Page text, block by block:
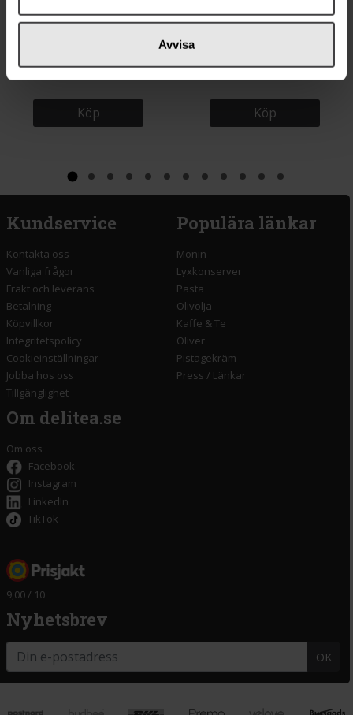
Avvisa
129 kr
Luxardo Maraschino Cherries
400g
Köp
37 kr
Three Mountains Sriracha Röd
285g
Köp
Kundservice
Kontakta oss
Vanliga frågor
Frakt och leverans
Betalning
Köpvillkor
Integritetspolicy
Cookieinställningar
Jobba hos oss
Tillgänglighet
Populära länkar
Monin
Lyxkonserver
Pasta
Olivolja
Kaffe & Te
Oliver
Pistagekräm
Press / Länkar
Om delitea.se
Om oss
Facebook
Instagram
LinkedIn
TikTok
9,00 / 10
Nyhetsbrev
OK